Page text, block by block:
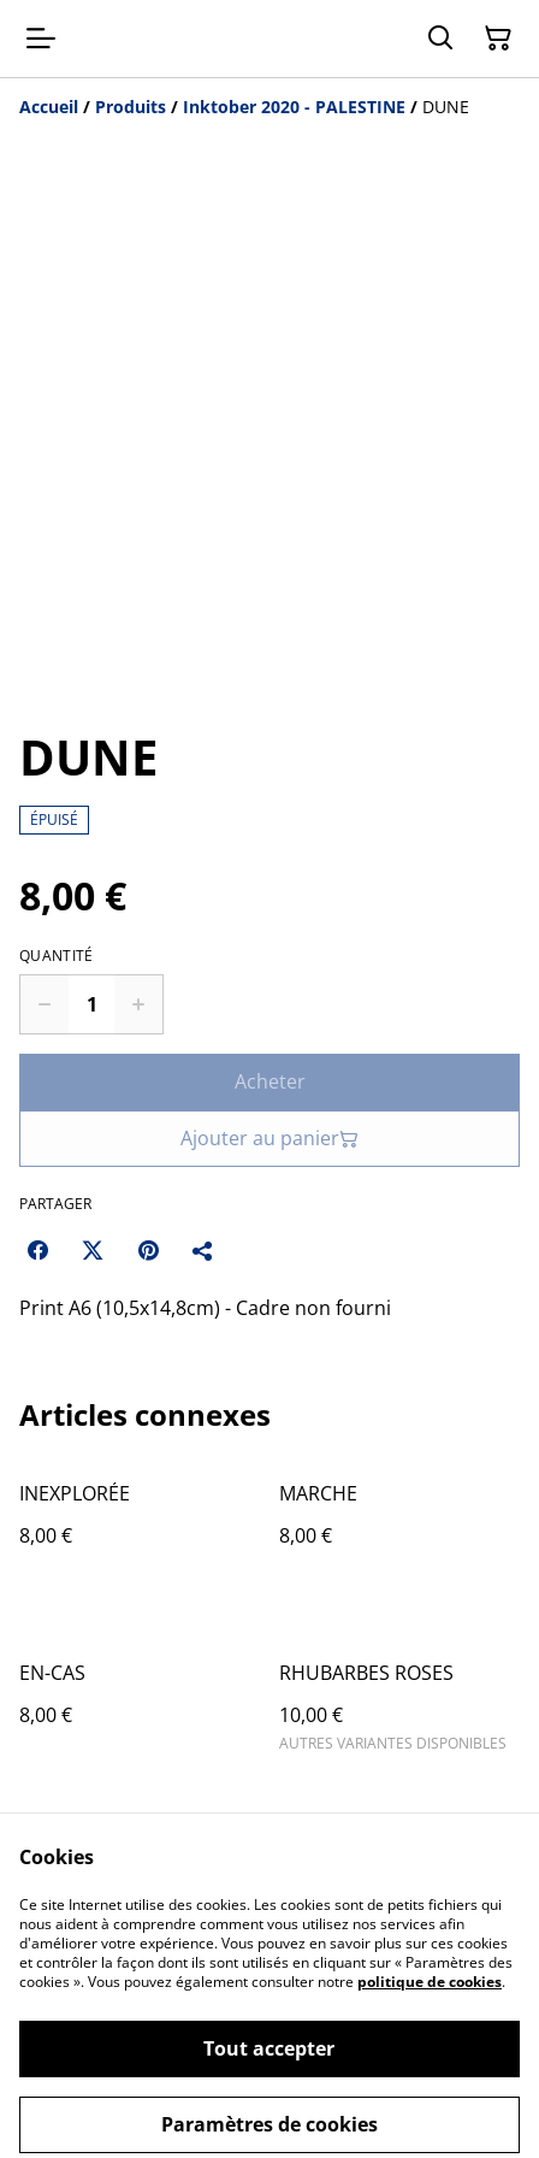
Accueil / Produits / Inktober 2020 - PALESTINE / DUNE
DUNE
ÉPUISÉ
8,00 €
QUANTITÉ
Acheter
Ajouter au panier
PARTAGER
Print A6 (10,5x14,8cm) - Cadre non fourni
Articles connexes
INEXPLORÉE
8,00 €
MARCHE
8,00 €
EN-CAS
8,00 €
RHUBARBES ROSES
10,00 €
AUTRES VARIANTES DISPONIBLES
©2026L'Oiseau Lÿre
powered by
Cookies
Ce site Internet utilise des cookies. Les cookies sont de petits fichiers qui
nous aident à comprendre comment vous utilisez nos services afin
d'améliorer votre expérience. Vous pouvez en savoir plus sur ces cookies
et contrôler la façon dont ils sont utilisés en cliquant sur « Paramètres des
cookies ». Vous pouvez également consulter notre politique de cookies.
Tout accepter
Paramètres de cookies